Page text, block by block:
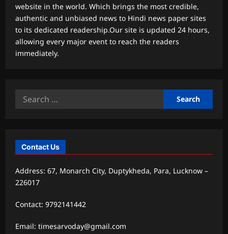
website in the world. Which brings the most credible,
authentic and unbiased news to Hindi news paper sites
to its dedicated readership.Our site is updated 24 hours,
allowing every major event to reach the readers
immediately.
Search
Contact Us
Address: 67, Monarch City, Duptykheda, Para, Lucknow –
226017
Contact: 9792141442
Email: timesarvoday@gmail.com